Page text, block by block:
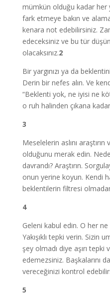
mümkün olduğu kadar her
fark etmeye bakın ve
kenara not edebilirsiniz.
edeceksiniz ve bu tür
olacaksınız.2
Bir yargınızı ya da
Derin bir nefes alın. Ve
“Beklenti yok, ne iyisi ne
o ruh halinden çıkana
3
Meselelerin aslını
olduğunu merak edin.
davrandı? Araştırın.
onun yerine koyun. Kendi
beklentilerin filtresi
4
Geleni kabul edin. O her
Yakışıklı tepki verin. Sizin
şey olmadı diye aşırı
edemezsiniz. Başkalarını
vereceğinizi kontrol
5